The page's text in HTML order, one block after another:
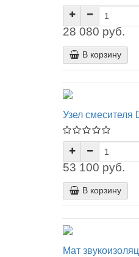
28 080 руб.
В корзину
Узел смесителя
53 100 руб.
В корзину
Мат